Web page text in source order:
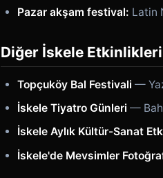
Pazar akşam festival: Latin
Diğer İskele Etkinlikleri
Topçuköy Bal Festivali —
İskele Tiyatro Günleri —
İskele Aylık Kültür-Sanat
İskele'de Mevsimler